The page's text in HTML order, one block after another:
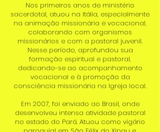
Nos primeiros anos de ministério
sacerdotal, atuou na Itália, especialmente
na animação missionária e vocacional,
colaborando com organismos
missionários e com a pastoral juvenil.
Nesse período, aprofundou sua
formação espiritual e pastoral,
dedicando-se ao acompanhamento
vocacional e à promoção da
consciência missionária na Igreja local.
Em 2007, foi enviado ao Brasil, onde
desenvolveu intensa atividade pastoral
no estado do Pará. Atuou como vigário